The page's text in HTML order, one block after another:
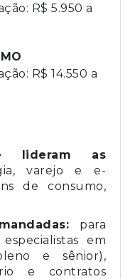
R$ 5.950 a
R$ 14.550 a
lideram as
varejo e e-
de consumo,
para
em
e sênior),
e contratos